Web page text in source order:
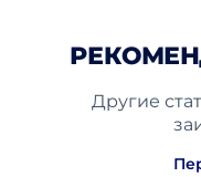
Другие